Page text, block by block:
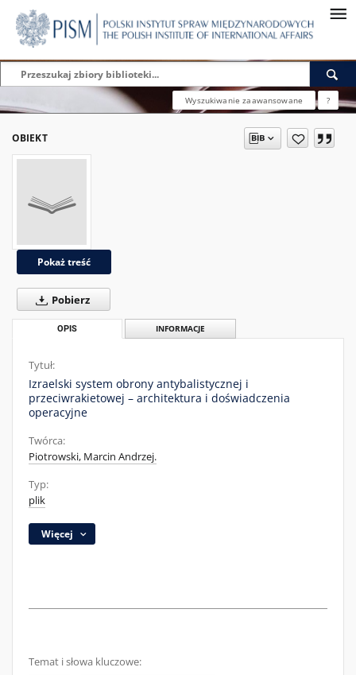
Wyszukiwanie zaawansowane ?
OBIEKT
Pokaż treść
Pobierz
OPIS INFORMACJE
Tytuł:
Izraelski system obrony antybalistycznej i
przeciwrakietowej – architektura i doświadczenia
operacyjne
Twórca:
Piotrowski, Marcin Andrzej.
Typ:
plik
Więcej
Temat i słowa kluczowe: